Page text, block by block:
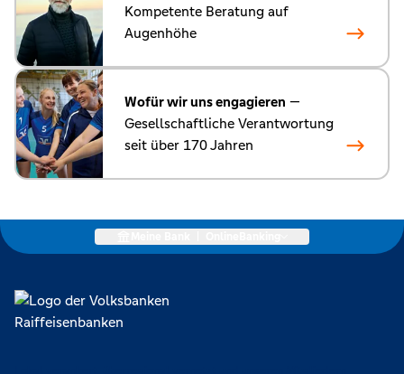
Kompetente Beratung auf
Augenhöhe
Wofür wir uns engagieren —
Gesellschaftliche Verantwortung
seit über 170 Jahren